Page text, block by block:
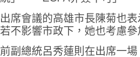
出席會議的高雄市長陳菊也
若不影響市政下，她也考慮
前副總統呂秀蓮則在出席一